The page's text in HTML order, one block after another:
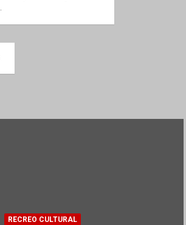
RECREO CULTURAL